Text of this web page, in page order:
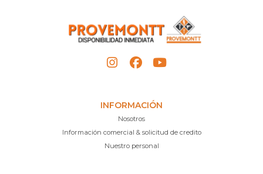
INFORMACIÓN
Nosotros
Información comercial & solicitud de credito
Nuestro personal